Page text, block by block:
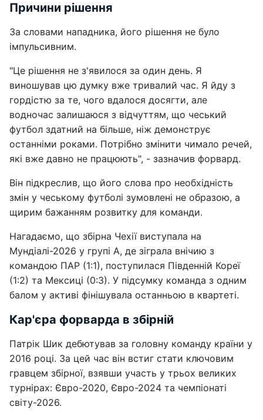
Причини рішення
За словами нападника, його рішення не було
імпульсивним.
"Це рішення не з'явилося за один день. Я
виношував цю думку вже тривалий час. Я йду з
гордістю за те, чого вдалося досягти, але
водночас залишаюся з відчуттям, що чеський
футбол здатний на більше, ніж демонструє
останніми роками. Потрібно змінити чимало речей,
які вже давно не працюють", - зазначив форвард.
Він підкреслив, що його слова про необхідність
змін у чеському футболі зумовлені не образою, а
щирим бажанням розвитку для команди.
Нагадаємо, що збірна Чехії виступала на
Мундіалі-2026 у групі А, де зіграла внічию з
командою ПАР (1:1), поступилася Південній Кореї
(1:2) та Мексиці (0:3). У підсумку команда з одним
балом у активі фінішувала останньою в квартеті.
Кар'єра форварда в збірній
Патрік Шик дебютував за головну команду країни у
2016 році. За цей час він встиг стати ключовим
гравцем збірної, взявши участь у трьох великих
турнірах: Євро-2020, Євро-2024 та чемпіонаті
світу-2026.